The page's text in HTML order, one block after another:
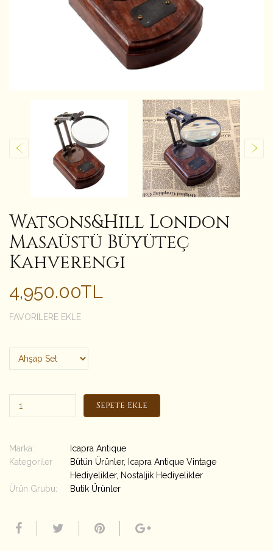
Watsons&Hill London
Masaüstü Büyüteç
Kahverengi
4,950.00TL
FAVORILERE EKLE
Sepete Ekle
Marka:
Icapra Antique
Kategoriler
Bütün Ürünler,
Icapra Antique Vintage
Hediyelikler, Nostaljik Hediyelikler
Ürün Grubu:
Butik Ürünler